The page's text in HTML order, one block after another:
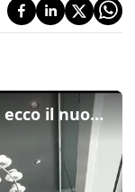
Trieste, tra mosaici e boiserie: ecco il nuovo bar illy Ponterosso a Palazzo Berlam